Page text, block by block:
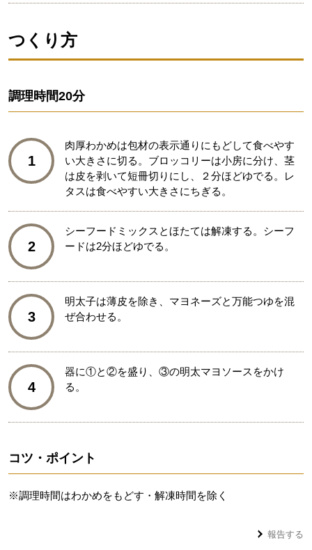
つくり方
調理時間20分
1
肉厚わかめは包材の表示通りにもどして食べやす
い大きさに切る。ブロッコリーは小房に分け、茎
は皮を剥いて短冊切りにし、２分ほどゆでる。レ
タスは食べやすい大きさにちぎる。
2
シーフードミックスとほたては解凍する。シーフ
ードは2分ほどゆでる。
3
明太子は薄皮を除き、マヨネーズと万能つゆを混
ぜ合わせる。
4
器に①と②を盛り、③の明太マヨソースをかけ
る。
コツ・ポイント
※調理時間はわかめをもどす・解凍時間を除く
報告する